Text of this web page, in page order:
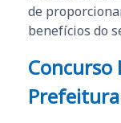
de
benefícios do
Concurso